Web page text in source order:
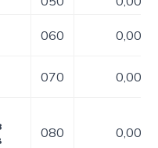
060 0,00
070 0,00
080 0,00